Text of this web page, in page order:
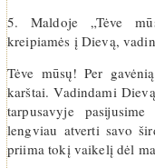
5. Maldoje „Tėve
kreipiamės į Dievą,
Tėve mūsų! Per
karštai. Vadindami
tarpusavyje
lengviau atverti savo
priima tokį vaikelį dėl